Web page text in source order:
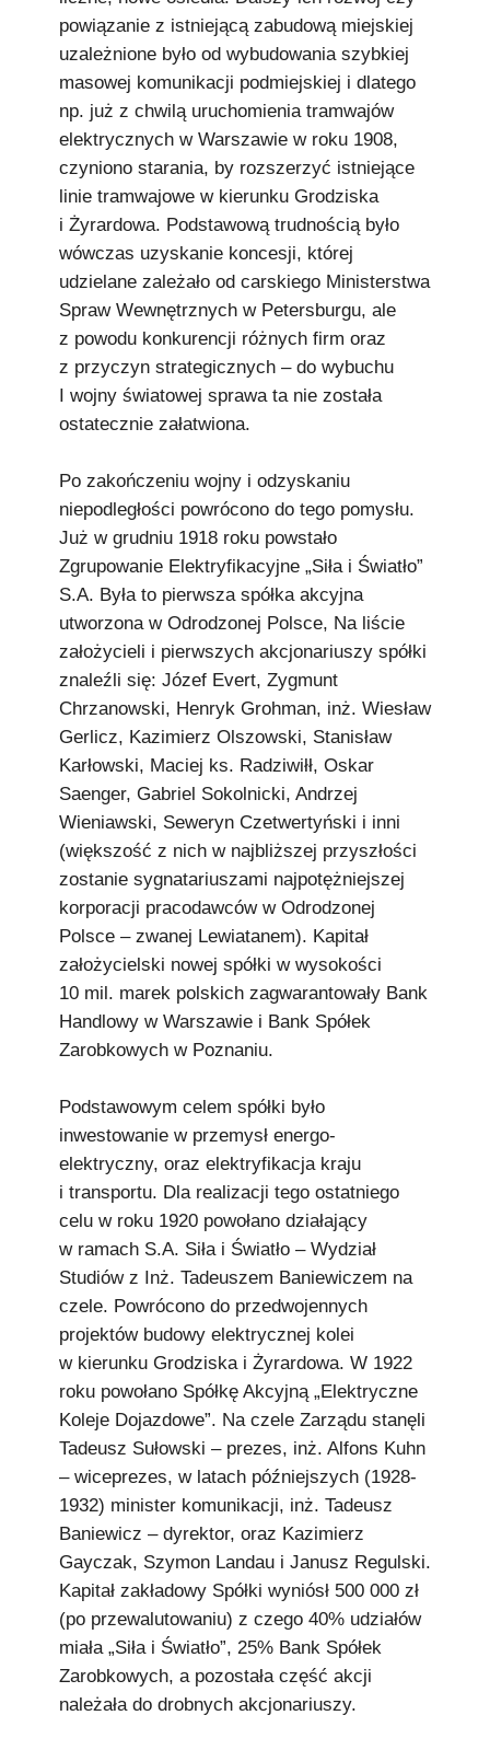
powiązanie z istniejącą zabudową miejskiej
uzależnione było od wybudowania szybkiej
masowej komunikacji podmiejskiej i dlatego
np. już z chwilą uruchomienia tramwajów
elektrycznych w Warszawie w roku 1908,
czyniono starania, by rozszerzyć istniejące
linie tramwajowe w kierunku Grodziska
i Żyrardowa. Podstawową trudnością było
wówczas uzyskanie koncesji, której
udzielane zależało od carskiego Ministerstwa
Spraw Wewnętrznych w Petersburgu, ale
z powodu konkurencji różnych firm oraz
z przyczyn strategicznych – do wybuchu
I wojny światowej sprawa ta nie została
ostatecznie załatwiona.
Po zakończeniu wojny i odzyskaniu
niepodległości powrócono do tego pomysłu.
Już w grudniu 1918 roku powstało
Zgrupowanie Elektryfikacyjne „Siła i Światło”
S.A. Była to pierwsza spółka akcyjna
utworzona w Odrodzonej Polsce, Na liście
założycieli i pierwszych akcjonariuszy spółki
znaleźli się: Józef Evert, Zygmunt
Chrzanowski, Henryk Grohman, inż. Wiesław
Gerlicz, Kazimierz Olszowski, Stanisław
Karłowski, Maciej ks. Radziwiłł, Oskar
Saenger, Gabriel Sokolnicki, Andrzej
Wieniawski, Seweryn Czetwertyński i inni
(większość z nich w najbliższej przyszłości
zostanie sygnatariuszami najpotężniejszej
korporacji pracodawców w Odrodzonej
Polsce – zwanej Lewiatanem). Kapitał
założycielski nowej spółki w wysokości
10 mil. marek polskich zagwarantowały Bank
Handlowy w Warszawie i Bank Spółek
Zarobkowych w Poznaniu.
Podstawowym celem spółki było
inwestowanie w przemysł energo-
elektryczny, oraz elektryfikacja kraju
i transportu. Dla realizacji tego ostatniego
celu w roku 1920 powołano działający
w ramach S.A. Siła i Światło – Wydział
Studiów z Inż. Tadeuszem Baniewiczem na
czele. Powrócono do przedwojennych
projektów budowy elektrycznej kolei
w kierunku Grodziska i Żyrardowa. W 1922
roku powołano Spółkę Akcyjną „Elektryczne
Koleje Dojazdowe”. Na czele Zarządu stanęli
Tadeusz Sułowski – prezes, inż. Alfons Kuhn
– wiceprezes, w latach późniejszych (1928-
1932) minister komunikacji, inż. Tadeusz
Baniewicz – dyrektor, oraz Kazimierz
Gayczak, Szymon Landau i Janusz Regulski.
Kapitał zakładowy Spółki wyniósł 500 000 zł
(po przewalutowaniu) z czego 40% udziałów
miała „Siła i Światło”, 25% Bank Spółek
Zarobkowych, a pozostała część akcji
należała do drobnych akcjonariuszy.